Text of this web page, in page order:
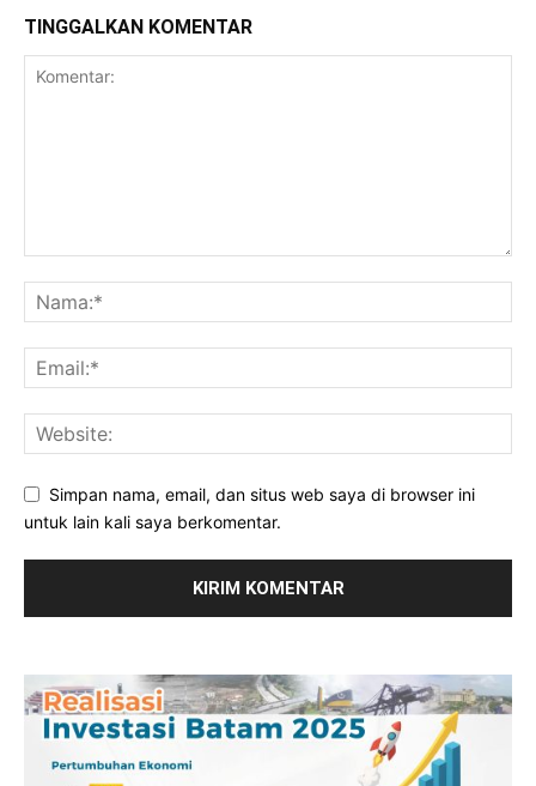
TINGGALKAN KOMENTAR
Simpan nama, email, dan situs web saya di browser ini
untuk lain kali saya berkomentar.